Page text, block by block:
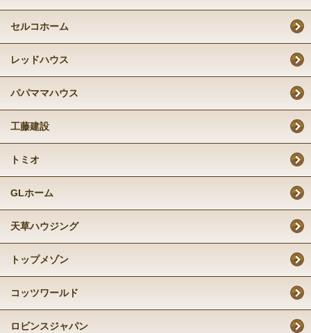
セルコホーム
レッドハウス
パパママハウス
工藤建設
トミオ
GLホーム
天草ハウジング
トップメゾン
コッツワールド
ロビンスジャパン